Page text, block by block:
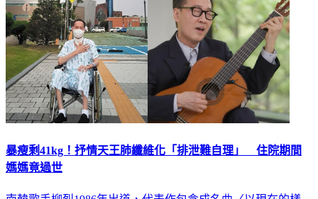
暴瘦剩41kg！抒情天王肺纖維化「排泄難自理」 住院期間
媽媽竟過世